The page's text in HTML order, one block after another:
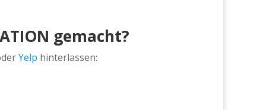
gemacht?
Yelp hinterlassen: